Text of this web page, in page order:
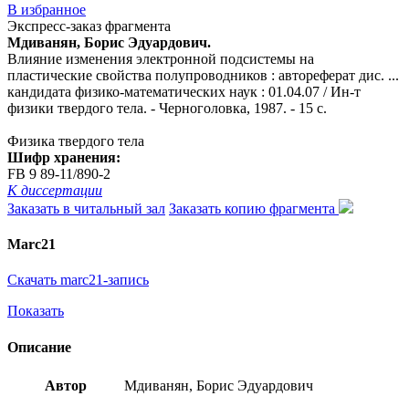
В избранное
Экспресс-заказ фрагмента
Мдиванян, Борис Эдуардович.
Влияние изменения электронной подсистемы на
пластические свойства полупроводников : автореферат дис. ...
кандидата физико-математических наук : 01.04.07 / Ин-т
физики твердого тела. - Черноголовка, 1987. - 15 с.
Физика твердого тела
Шифр хранения:
FB 9 89-11/890-2
К диссертации
Заказать в читальный зал Заказать копию фрагмента
Marc21
Скачать marc21-запись
Показать
Описание
Автор Мдиванян, Борис Эдуардович